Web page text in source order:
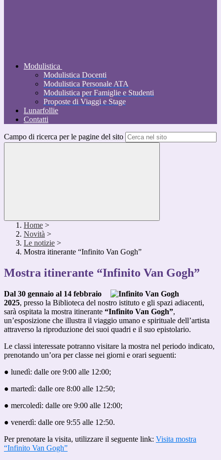
Modulistica
Modulistica Docenti
Modulistica Personale ATA
Modulistica per Famiglie e Studenti
Proposte di Viaggi e Stage
Lunarfollie
Contatti
Campo di ricerca per le pagine del sito
Home >
Novità >
Le notizie >
Mostra itinerante “Infinito Van Gogh”
Mostra itinerante “Infinito Van Gogh”
Dal 30 gennaio al 14 febbraio
2025, presso la Biblioteca del nostro istituto e gli spazi adiacenti,
sarà ospitata la mostra itinerante “Infinito Van Gogh”,
un’esposizione che illustra il viaggio umano e spirituale dell’artista
attraverso la riproduzione dei suoi quadri e il suo epistolario.
Le classi interessate potranno visitare la mostra nel periodo indicato,
prenotando un’ora per classe nei giorni e orari seguenti:
● lunedì: dalle ore 9:00 alle 12:00;
● martedì: dalle ore 8:00 alle 12:50;
● mercoledì: dalle ore 9:00 alle 12:00;
● venerdì: dalle ore 9:55 alle 12:50.
Per prenotare la visita, utilizzare il seguente link: Visita mostra
“Infinito Van Gogh”